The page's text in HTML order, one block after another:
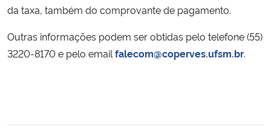
Controladoria-Geral da União
Ministério da Mulher, da Família e dos Direitos Humanos
da taxa, também do comprovante de pagamento.
Outras informações podem ser obtidas pelo telefone (55)
3220-8170 e pelo email falecom@coperves.ufsm.br.